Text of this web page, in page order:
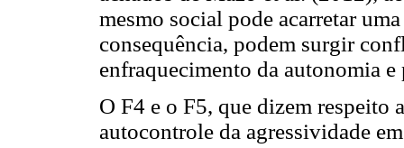
mesmo social pode acarretar
consequência, podem surgir
enfraquecimento da autonomia
O F4 e o F5, que dizem respeito
autocontrole da agressividade